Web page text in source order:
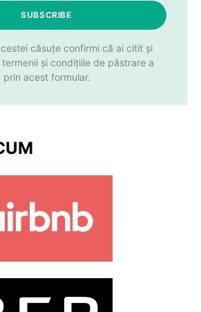
SUBSCRIBE
căsuțe confirmi că ai citit și
și condițiile de păstrare a
acest formular.